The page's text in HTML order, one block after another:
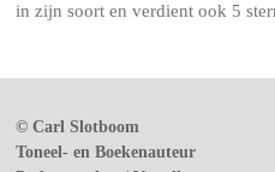
in zijn soort en verdient ook 5
© Carl Slotboom
Toneel- en Boekenauteur